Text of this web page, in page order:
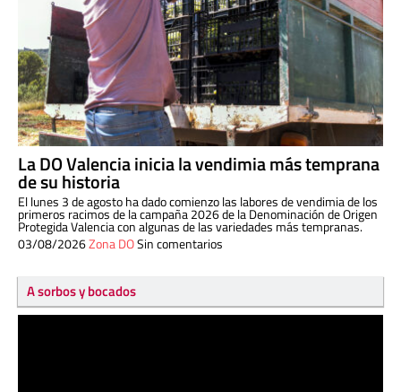
La DO Valencia inicia la vendimia más temprana
de su historia
El lunes 3 de agosto ha dado comienzo las labores de vendimia de los
primeros racimos de la campaña 2026 de la Denominación de Origen
Protegida Valencia con algunas de las variedades más tempranas.
03/08/2026Zona DOSin comentarios
A sorbos y bocados